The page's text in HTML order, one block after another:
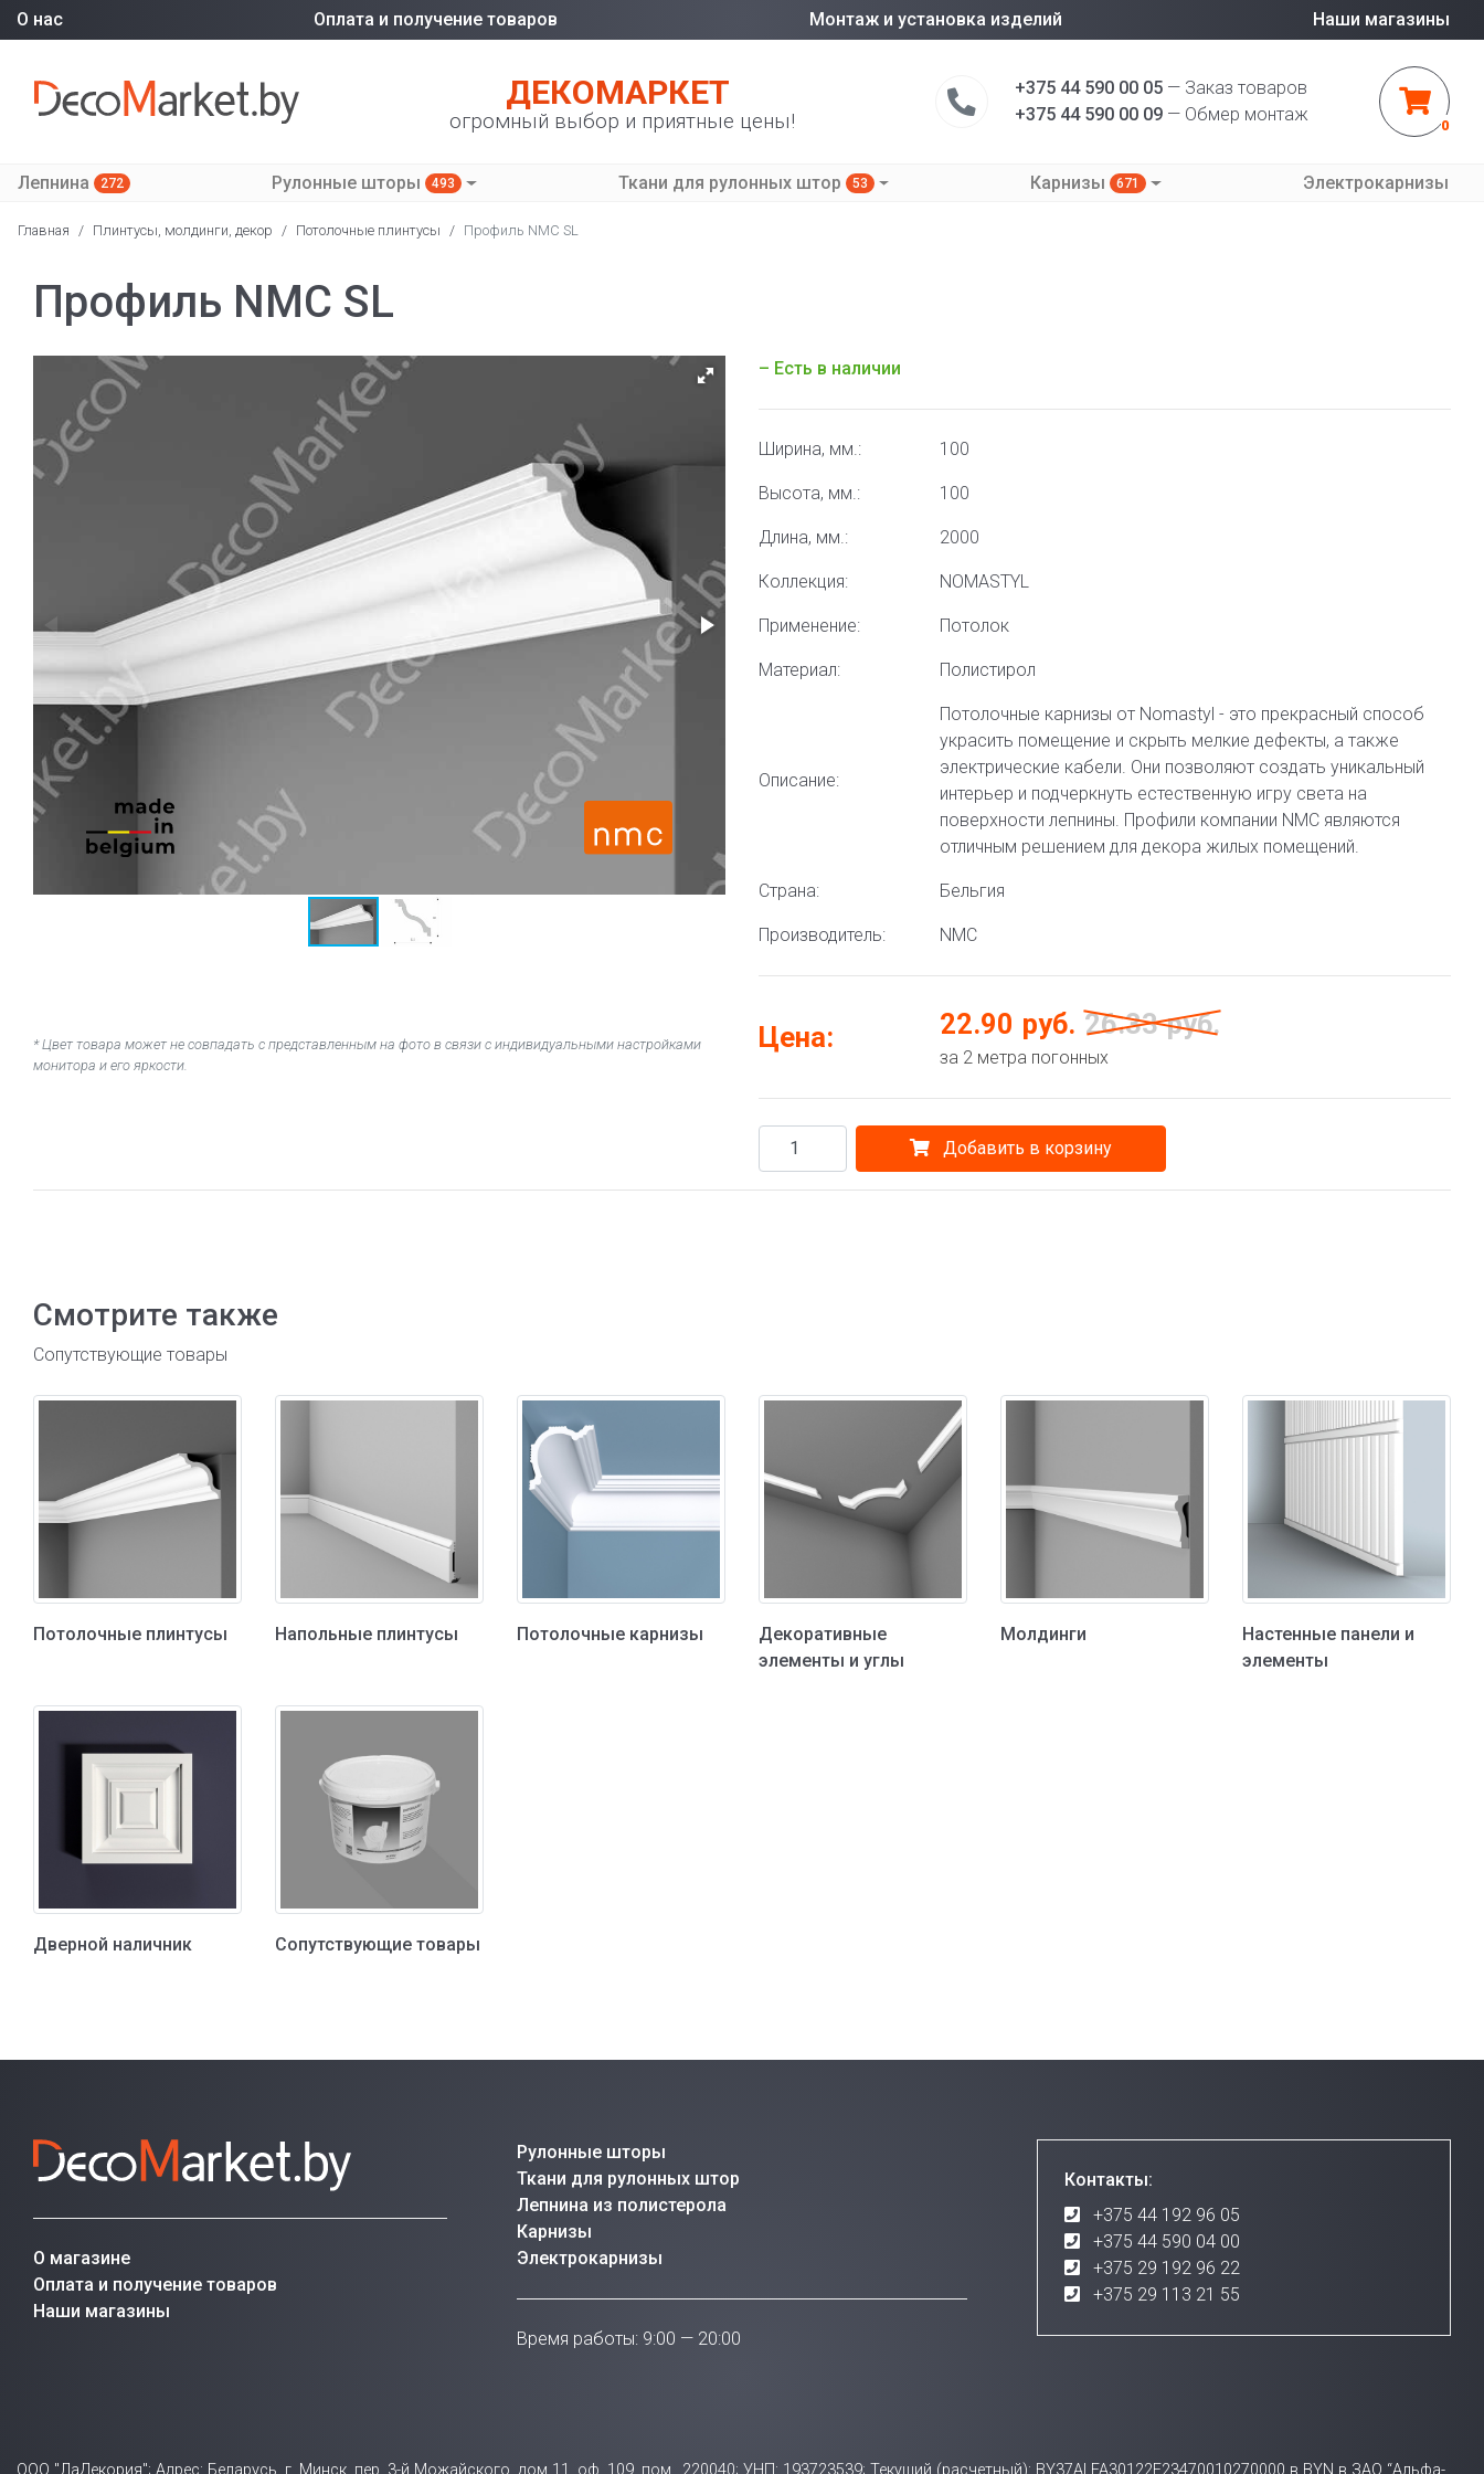
О нас Оплата и получение товаров Монтаж и установка изделий Наши магазины
ДЕКОМАРКЕТ
огромный выбор и приятные цены!
+375 44 590 00 05 — Заказ товаров
+375 44 590 00 09 — Обмер монтаж
0
Лепнина 272 Рулонные шторы 493 Ткани для рулонных штор 53 Карнизы 671 Электрокарнизы
Главная / Плинтусы, молдинги, декор / Потолочные плинтусы / Профиль NMC SL
Профиль NMC SL
* Цвет товара может не совпадать с представленным на фото в связи с индивидуальными настройками
монитора и его яркости.
– Есть в наличии
Ширина, мм.: 100
Высота, мм.: 100
Длина, мм.: 2000
Коллекция: NOMASTYL
Применение: Потолок
Материал: Полистирол
Описание:
Потолочные карнизы от Nomastyl - это прекрасный способ
украсить помещение и скрыть мелкие дефекты, а также
электрические кабели. Они позволяют создать уникальный
интерьер и подчеркнуть естественную игру света на
поверхности лепнины. Профили компании NMC являются
отличным решением для декора жилых помещений.
Страна: Бельгия
Производитель: NMC
Цена: 22.90 руб. 26.33 руб.
за 2 метра погонных
Добавить в корзину
Смотрите также
Сопутствующие товары
Потолочные плинтусы Напольные плинтусы Потолочные карнизы
Декоративные
элементы и углы
Молдинги
Настенные панели и
элементы
Дверной наличник Сопутствующие товары
О магазине
Оплата и получение товаров
Наши магазины
Рулонные шторы
Ткани для рулонных штор
Лепнина из полистерола
Карнизы
Электрокарнизы
Время работы: 9:00 — 20:00
Контакты:
+375 44 192 96 05
+375 44 590 04 00
+375 29 192 96 22
+375 29 113 21 55
ООО "ЛаДекория"; Адрес: Беларусь, г. Минск, пер. 3-й Можайского, дом 11, оф. 109, пом., 220040; УНП: 193723539; Текущий (расчетный): BY37ALFA30122E23470010270000 в BYN в ЗАО “Альфа-